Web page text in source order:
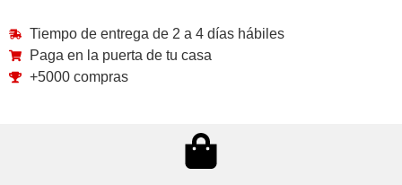
Tiempo de entrega de 2 a 4 días hábiles
Paga en la puerta de tu casa
+5000 compras